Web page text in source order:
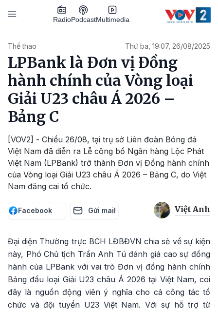
Nhảy đến nội dung
RadioPodcastMultimedia
Thể thao Thứ ba, 19:07, 26/08/2025
LPBank là Đơn vị Đồng
hành chính của Vòng loại
Giải U23 châu Á 2026 –
Bảng C
[VOV2] - Chiều 26/08, tại trụ sở Liên đoàn Bóng đá
Việt Nam đã diễn ra Lễ công bố Ngân hàng Lộc Phát
Việt Nam (LPBank) trở thành Đơn vị Đồng hành chính
của Vòng loại Giải U23 châu Á 2026 – Bảng C, do Việt
Nam đăng cai tổ chức.
Facebook Gửi mail Việt Anh
Đại diện Thường trực BCH LĐBĐVN chia sẻ về sự kiện
này, Phó Chủ tịch Trần Anh Tú đánh giá cao sự đồng
hành của LPBank với vai trò Đơn vị đồng hành chính
Bảng đấu loại Giải U23 châu Á 2026 tại Việt Nam, coi
đây là nguồn động viên ý nghĩa cho cả công tác tổ
chức và đội tuyển U23 Việt Nam. Với sự hỗ trợ từ